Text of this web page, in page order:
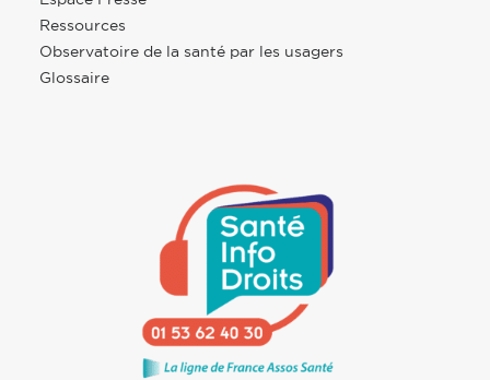
Ressources
Observatoire de la santé par les usagers
Glossaire